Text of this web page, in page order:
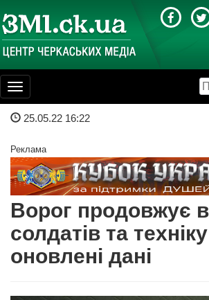
Toggle
navigation
25.05.22 16:22
Реклама
Ворог продовжує
солдатів та
оновлені дані